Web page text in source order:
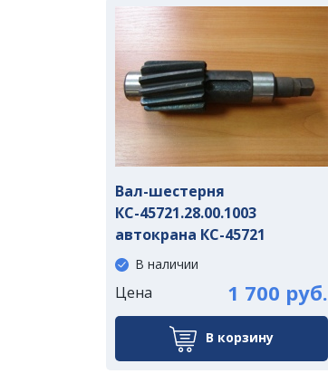
Вал-шестерня
КС-45721.28.00.1003
автокрана КС-45721
В наличии
Цена 1 700 руб.
В корзину